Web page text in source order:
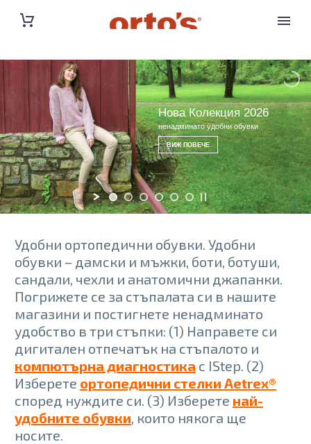
Нова Колекция 2026
ненадминато удобни обувки
ВИЖ ПОВЕЧЕ
Удобни ортопедични ​обувки. Удобни
обувки – дамски и мъжки, боти, ботуши,
сандали, чехли и анатомични джапанки.
Погрижете се за стъпалата си в нашите
магазини и постигнете ненадминато
удобство в три стъпки: (1) Направете си
дигитален отпечатък на стъпалото и
компютърна диагностика с IStep. (2)
Изберете ортопедични стелки Aetrex®
според нуждите си. (3) Изберете най-
удобните обувки, които някога ще
носите.